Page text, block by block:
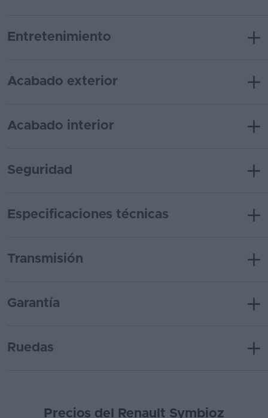
Entretenimiento
Acabado exterior
Acabado interior
Seguridad
Especificaciones técnicas
Transmisión
Garantía
Ruedas
Precios del Renault Symbioz